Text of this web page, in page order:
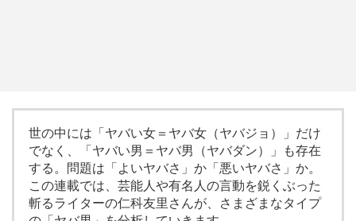
世の中には「ヤバい女＝ヤバ女（ヤバジョ）」だけ
でなく、「ヤバい男＝ヤバ男（ヤバダン）」も存在
する。問題は「よいヤバさ」か「悪いヤバさ」か。
この連載では、芸能人や有名人の言動を鋭くぶった
斬るライターの仁科友里さんが、さまざまなタイプ